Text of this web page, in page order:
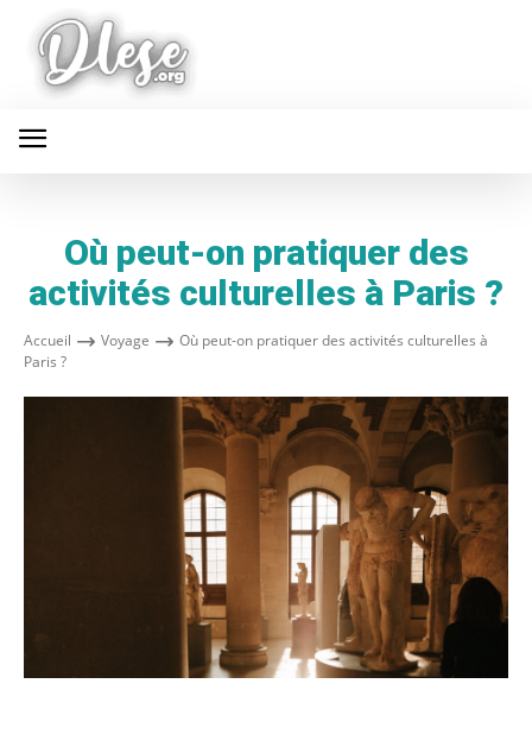
Où peut-on pratiquer des
activités culturelles à Paris ?
Accueil Voyage
Où peut-on pratiquer des activités culturelles à
Paris ?